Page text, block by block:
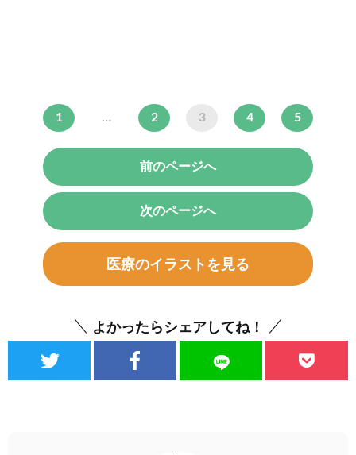
1 … 2 3 4 5
前のページへ
次のページへ
医療のイラストを見る
よかったらシェアしてね！